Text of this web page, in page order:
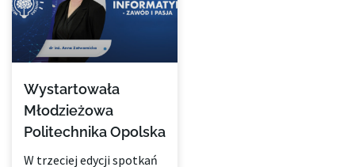
Wystartowała
Młodzieżowa
Politechnika Opolska
W trzeciej edycji spotkań